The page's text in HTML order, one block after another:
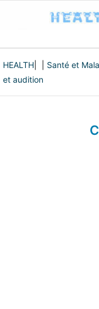
HEALTH Santé et
et audition